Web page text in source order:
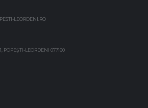
LEORDENI.RO
POPEȘTI-LEORDENI 077160